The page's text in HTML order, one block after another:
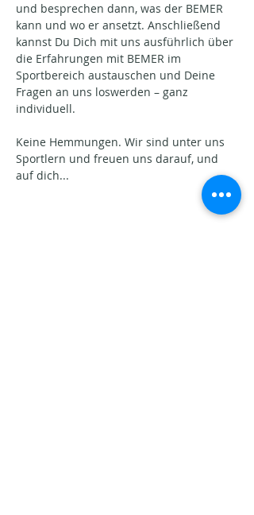
und besprechen dann, was der BEMER
kann und wo er ansetzt. Anschließend
kannst Du Dich mit uns ausführlich über
die Erfahrungen mit BEMER im
Sportbereich austauschen und Deine
Fragen an uns loswerden – ganz
individuell.
Keine Hemmungen. Wir sind unter uns
Sportlern und freuen uns darauf, und
auf dich...